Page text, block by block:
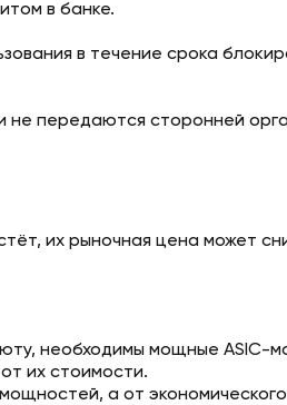
в банке.
в течение срока
передаются сторонней
их рыночная цена может
необходимы мощные
их стоимости.
а от